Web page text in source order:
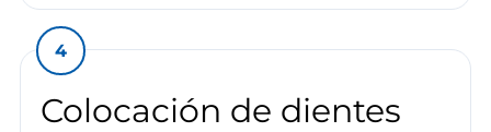
Colocación de dientes